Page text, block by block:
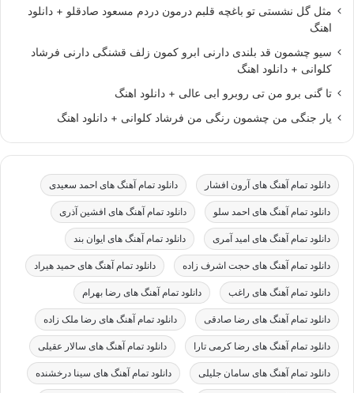
مثل گل نشستی تو باغچه قلبم درمون دردم مسعود صادقلو + دانلود
اهنگ
سیو چشمون قد بلندی دارنی ابرو کمون زلف قشنگی دارنی فرشاد
کلوانی + دانلود اهنگ
تا گنی برو من تی روبرو ابی عالی + دانلود اهنگ
یار جنگی من چشمون رنگی من فرشاد کلوانی + دانلود اهنگ
دانلود تمام آهنگ های آرون افشار دانلود تمام آهنگ های احمد سعیدی
دانلود تمام آهنگ های احمد سلو دانلود تمام آهنگ های افشین آذری
دانلود تمام آهنگ های امید آمری دانلود تمام آهنگ های ایوان بند
دانلود تمام آهنگ های حجت اشرف زاده دانلود تمام آهنگ های حمید هیراد
دانلود تمام آهنگ های راغب دانلود تمام آهنگ های رضا بهرام
دانلود تمام آهنگ های رضا صادقی دانلود تمام آهنگ های رضا ملک زاده
دانلود تمام آهنگ های رضا کرمی تارا دانلود تمام آهنگ های سالار عقیلی
دانلود تمام آهنگ های سامان جلیلی دانلود تمام آهنگ های سینا درخشنده